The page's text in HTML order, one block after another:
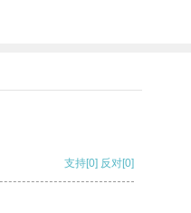
支持[0] 反对[0]